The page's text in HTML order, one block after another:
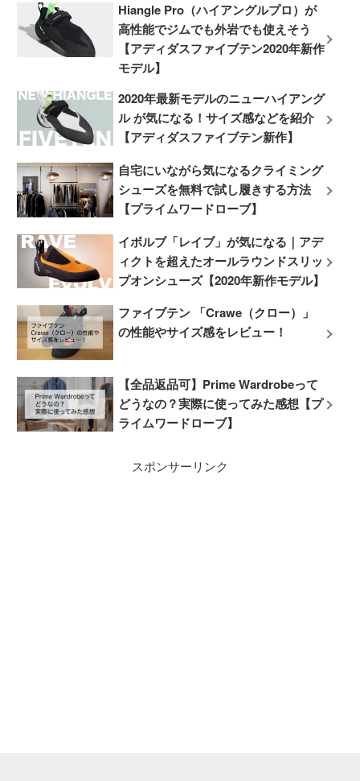
Hiangle Pro（ハイアングルプロ）が
高性能でジムでも外岩でも使えそう
【アディダスファイブテン2020年新作
モデル】
2020年最新モデルのニューハイアング
ル が気になる！サイズ感などを紹介
【アディダスファイブテン新作】
自宅にいながら気になるクライミング
シューズを無料で試し履きする方法
【プライムワードローブ】
イボルブ「レイブ」が気になる｜アデ
ィクトを超えたオールラウンドスリッ
プオンシューズ【2020年新作モデル】
ファイブテン 「Crawe（クロー）」
の性能やサイズ感をレビュー！
【全品返品可】Prime Wardrobeって
どうなの？実際に使ってみた感想【プ
ライムワードローブ】
スポンサーリンク